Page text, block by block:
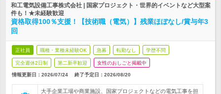
和工電気設備工事株式会社 | 国家プロジェクト・世界的イベントなど大型案
件も！★未経験歓迎
資格取得100％支援！【技術職（電気）】残業ほぼなし/賞与年3
回
正社員 職種・業種未経験OK 急募 転勤なし 学歴不問
完全週休2日制 第二新卒歓迎 女性のおしごと掲載中
情報更新日：2026/07/24 終了予定日： 2026/08/20
大手企業工場や商業施設、国家プロジェクトなどの電気工事を担